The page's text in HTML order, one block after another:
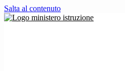
Salta al contenuto